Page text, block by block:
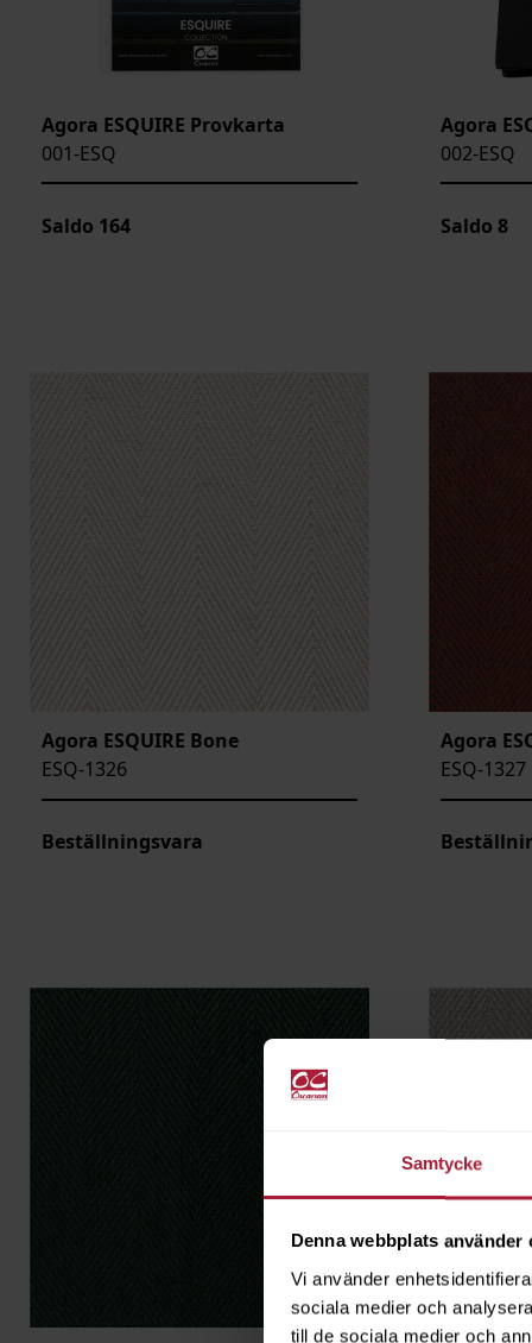
Samtycke
Denna webbplats använder
Vi använder
sociala medier och
till de sociala medier och
Agora ESQUIRE Provkarta
001-ESQ
Saldo 164
Agora
002-ESQ
Saldo 8
Agora ESQUIRE Bone
ESQ-1326
Beställningsvara
Agora
ESQ-1327